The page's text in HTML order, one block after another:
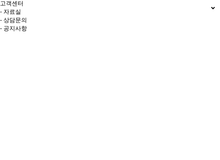
고객센터
- 자료실
- 상담문의
- 공지사항